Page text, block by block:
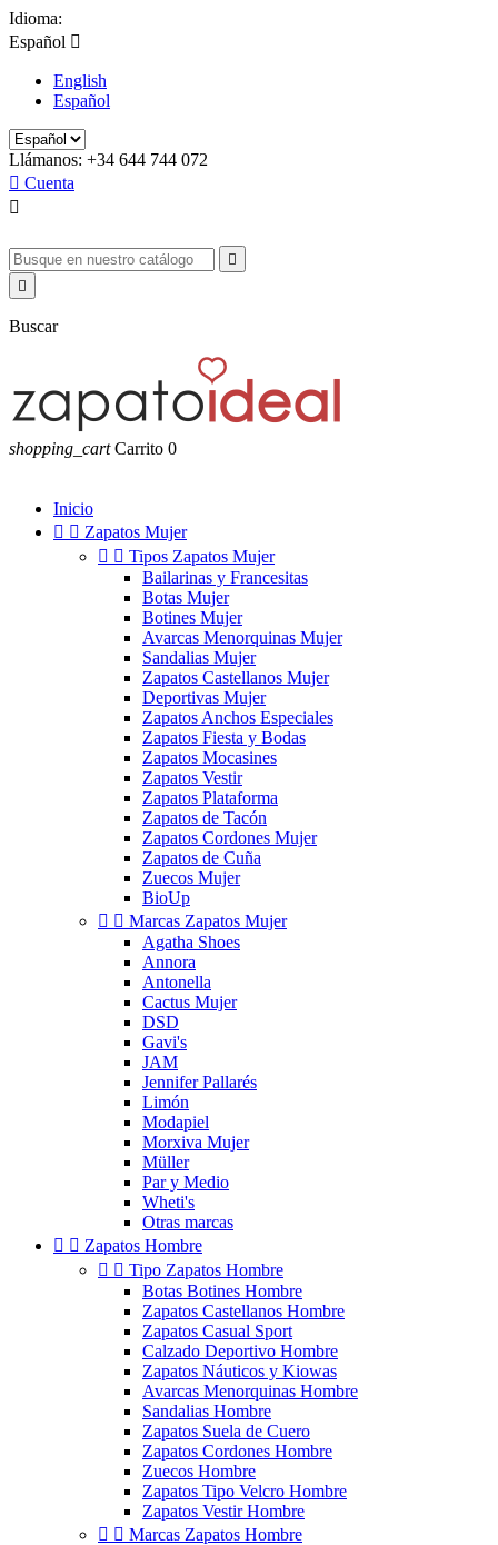
Idioma:
Español 
English
Español
Llámanos: +34 644 744 072
 Cuenta



Buscar
shopping_cart Carrito 0
Inicio
  Zapatos Mujer
  Tipos Zapatos Mujer
Bailarinas y Francesitas
Botas Mujer
Botines Mujer
Avarcas Menorquinas Mujer
Sandalias Mujer
Zapatos Castellanos Mujer
Deportivas Mujer
Zapatos Anchos Especiales
Zapatos Fiesta y Bodas
Zapatos Mocasines
Zapatos Vestir
Zapatos Plataforma
Zapatos de Tacón
Zapatos Cordones Mujer
Zapatos de Cuña
Zuecos Mujer
BioUp
  Marcas Zapatos Mujer
Agatha Shoes
Annora
Antonella
Cactus Mujer
DSD
Gavi's
JAM
Jennifer Pallarés
Limón
Modapiel
Morxiva Mujer
Müller
Par y Medio
Wheti's
Otras marcas
  Zapatos Hombre
  Tipo Zapatos Hombre
Botas Botines Hombre
Zapatos Castellanos Hombre
Zapatos Casual Sport
Calzado Deportivo Hombre
Zapatos Náuticos y Kiowas
Avarcas Menorquinas Hombre
Sandalias Hombre
Zapatos Suela de Cuero
Zapatos Cordones Hombre
Zuecos Hombre
Zapatos Tipo Velcro Hombre
Zapatos Vestir Hombre
  Marcas Zapatos Hombre